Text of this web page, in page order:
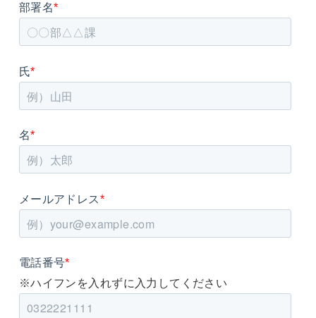
部署名*
氏*
名*
メールアドレス *
電話番号*
※ハイフンを入れずに入力してください